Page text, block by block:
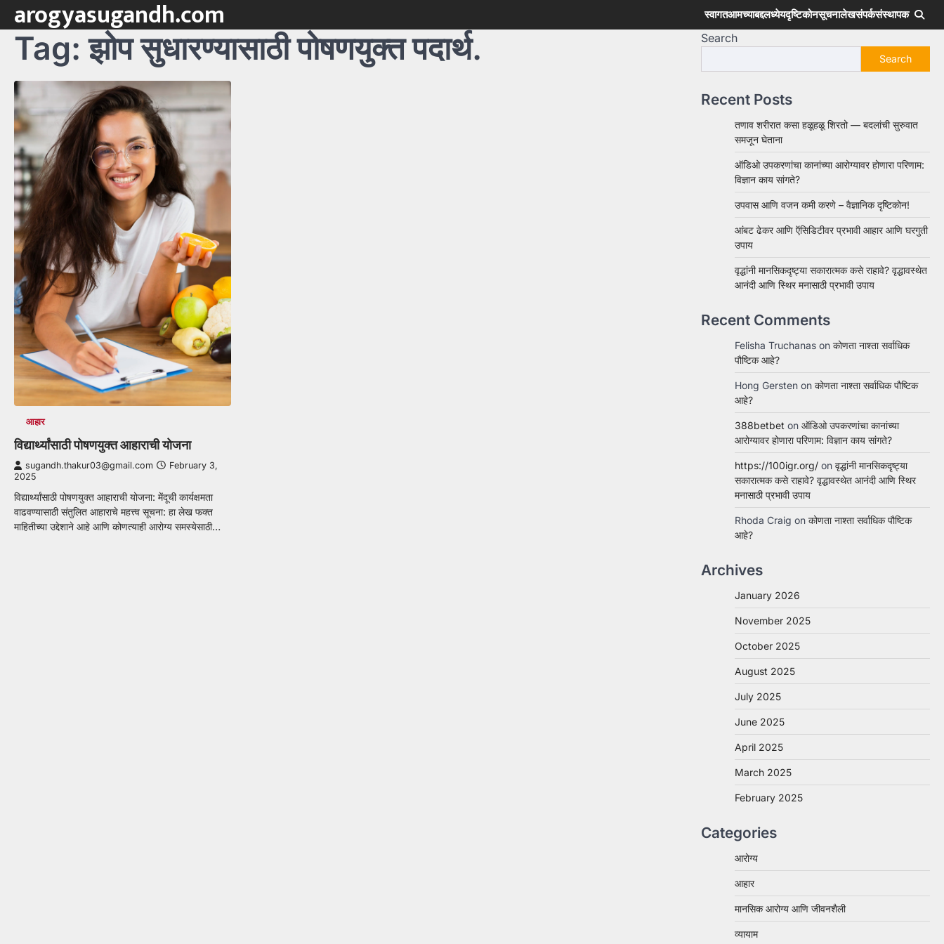
Skip
content
arogyasugandh.com स्वागतआमच्याबद्दलध्येयदृष्टिकोनसूचनालेखसंपर्कसंस्थापक
Tag:झोप सुधारण्यासाठी पोषणयुक्त पदार्थ.
आहार
विद्यार्थ्यांसाठी पोषणयुक्त आहाराची योजना
sugandh.thakur03@gmail.com
February 3,
2025
विद्यार्थ्यांसाठी पोषणयुक्त आहाराची योजना: मेंदूची कार्यक्षमता
वाढवण्यासाठी संतुलित आहाराचे महत्त्व सूचना: हा लेख फक्त
माहितीच्या उद्देशाने आहे आणि कोणत्याही आरोग्य समस्येसाठी…
Search
Search
Recent Posts
तणाव शरीरात कसा हळूहळू शिरतो — बदलांची सुरुवात
समजून घेताना
ऑडिओ उपकरणांचा कानांच्या आरोग्यावर होणारा परिणाम:
विज्ञान काय सांगते?
उपवास आणि वजन कमी करणे – वैज्ञानिक दृष्टिकोन!
आंबट ढेकर आणि ऍसिडिटीवर प्रभावी आहार आणि घरगुती
उपाय
वृद्धांनी मानसिकदृष्ट्या सकारात्मक कसे राहावे? वृद्धावस्थेत
आनंदी आणि स्थिर मनासाठी प्रभावी उपाय
Recent Comments
Felisha Truchanas on कोणता नाश्ता सर्वाधिक
पौष्टिक आहे?
Hong Gersten on कोणता नाश्ता सर्वाधिक पौष्टिक
आहे?
388betbet on ऑडिओ उपकरणांचा कानांच्या
आरोग्यावर होणारा परिणाम: विज्ञान काय सांगते?
https://100igr.org/ on वृद्धांनी मानसिकदृष्ट्या
सकारात्मक कसे राहावे? वृद्धावस्थेत आनंदी आणि स्थिर
मनासाठी प्रभावी उपाय
Rhoda Craig on कोणता नाश्ता सर्वाधिक पौष्टिक
आहे?
Archives
January 2026
November 2025
October 2025
August 2025
July 2025
June 2025
April 2025
March 2025
February 2025
Categories
आरोग्य
आहार
मानसिक आरोग्य आणि जीवनशैली
व्यायाम